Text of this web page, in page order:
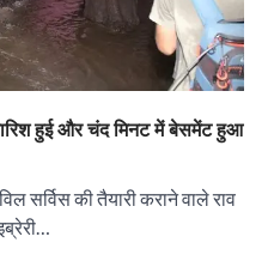
हुई और चंद मिनट में बेसमेंट हुआ
सर्विस की तैयारी कराने वाले राव